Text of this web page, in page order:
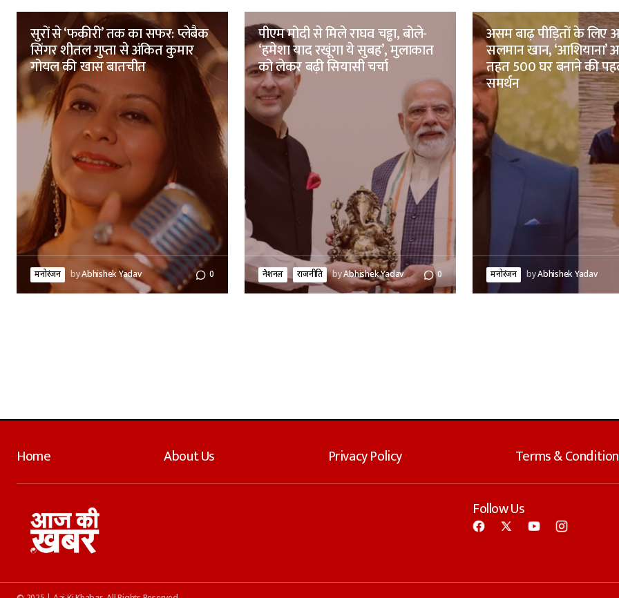
सुरों से ‘फकीरी’ तक का सफर: प्लेबैक
सिंगर शीतल गुप्ता से अंकित कुमार
गोयल की खास बातचीत
मनोरंजन byAbhishek Yadav 0
पीएम मोदी से मिले राघव चड्ढा, बोले-
‘हमेशा याद रखूंगा ये सुबह’, मुलाकात
को लेकर बढ़ी सियासी चर्चा
नेशनल राजनीति byAbhishek Yadav 0
असम बाढ़ पीड़ितों के
सलमान खान, ‘आशियाना’
तहत 500 घर बनाने की
समर्थन
मनोरंजन byAbhishek Yadav
Home About Us Privacy Policy Terms &
Follow Us